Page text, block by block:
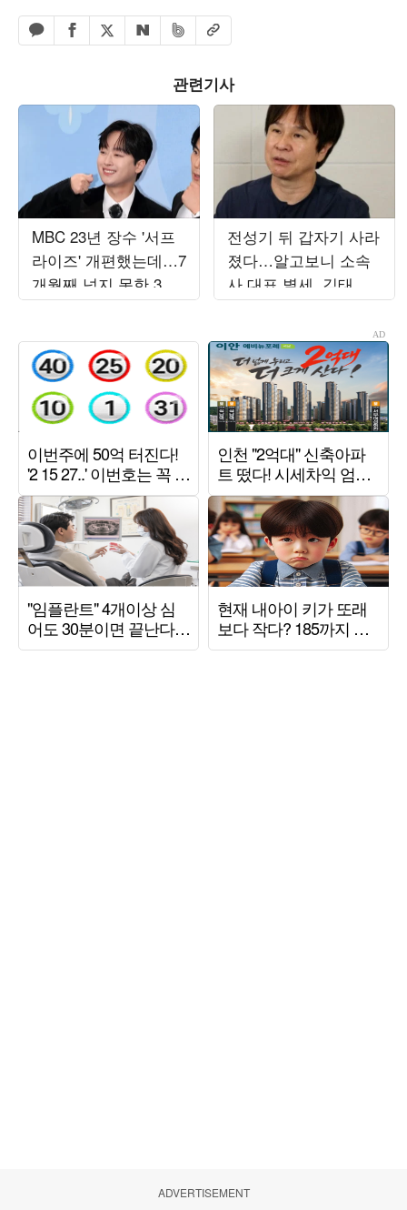
카카오톡 공유하기
페이스북 공유하기
엑스 공유하기
네이버 공유하기
밴드 공유하기
URL복사
관련기사
MBC 23년 장수 '서프
라이즈' 개편했는데…7
개월째 넘지 못한 3%
대의 벽
전성기 뒤 갑자기 사라
졌다…알고보니 소속
사 대표 별세, 김태원
이 도와 ('백투더뮤직
ADVERTISEMENT